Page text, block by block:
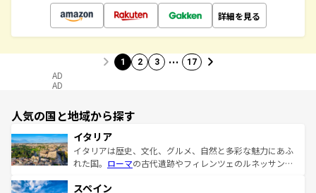
詳細を見る
1 2 3 … 17
AD
AD
人気の国と地域から探す
イタリア
イタリアは歴史、文化、グルメ、自然と多彩な魅力にあふ
れた国。 ローマの古代遺跡やフィレンツェのルネッサンス
ろん、トスカーナの美しい田園風景やアマルフィ海岸の絶
スペイン